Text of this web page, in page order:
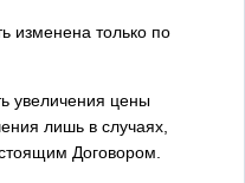
изменена только по
увеличения цены
лишь в случаях,
Договором.